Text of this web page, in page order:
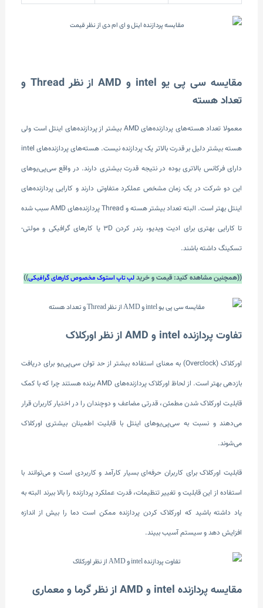
مقایسه سی پی یو intel و AMD از نظر Thread و
تعداد هسته
معمولا تعداد هسته‌های پردازنده‌های AMD بیشتر از پردازنده‌های اینتل است ولی
هسته بیشتر دلیل بر قدرت بالاتر یک پردازنده نیست. هسته‌های پردازنده‌های intel
دارای فرکانس بالاتری بوده در نتیجه قدرت بیشتری دارند. در واقع سی‌پی‌یوهای
این دو شرکت در یک زمان مشخص عملکرد متفاوتی دارند و کارایی پردازنده‌های
اینتل بهتر است. البته تعداد بیشتر هسته و Thread پردازنده‌های AMD سبب شده
تا کارایی بهتری برای ادیت ویدیو، رندر کردن 3D یا کارهای گرافیکی و مولتی-
تسکینگ داشته باشند.
((همچنین مشاهده کنید: قیمت و خریدلپ تاپ استوک مخصوص کارهای گرافیکی))
تفاوت پردازنده intel و AMD از نظر اورکلاک
اورکلاک (Overclock) به معنای استفاده بیشتر از حد توان سی‌پی‌یو برای دریافت
بازدهی بهتر است. از لحاظ اورکلاک پردازنده‌های AMD برنده هستند چرا که با کمک
قابلیت اورکلاک شدن مطمئن، قدرتی مضاعف و دوچندان را در اختیار کاربران قرار
می‌د‌هند و نسبت به سی‌پی‌یوهای اینتل با قابلیت اطمینان بیشتری اورکلاک
می‌شوند.
قابلیت اورکلاک برای کاربران حرفه‌ای بسیار کارآمد و کاربردی است و می‌توانند با
استفاده از این قابلیت و تغییر تنظیمات، قدرت عملکرد پردازنده را بالا ببرند البته به
یاد داشته باشید که اورکلاک کردن پردازنده‌ ممکن است دما را بیش از اندازه
افزایش دهد و سیستم آسیب ببیند.
مقایسه پردازنده intel و AMD از نظر گرما و معماری